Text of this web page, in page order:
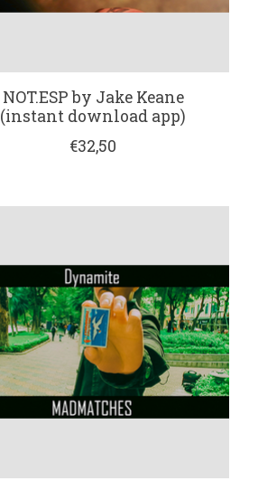
NOT.ESP by Jake Keane
(instant download app)
€32,50